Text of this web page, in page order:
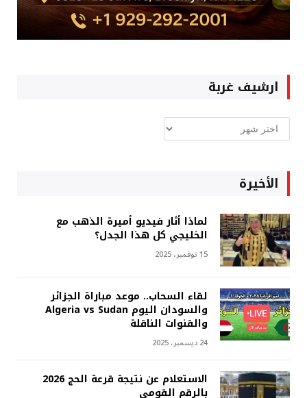
ارشيف غربة
ارشيف
غربة
الأخيرة
لماذا أثار فيديو أميرة الذهب مع
الخليجي كل هذا الجدل؟
15 نوفمبر، 2025
لقاء السحاب.. موعد مباراة الجزائر
والسودان اليوم Algeria vs Sudan
والقنوات الناقلة
24 ديسمبر، 2025
الاستعلام عن نتيجة قرعة الحج 2026
بالرقم القومي